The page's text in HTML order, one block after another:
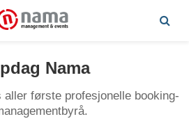
Nama
aller første profesjonelle booking-